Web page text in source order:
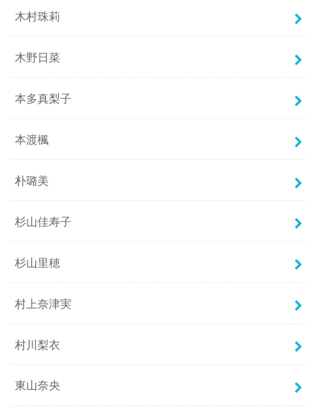
木村珠莉
木野日菜
本多真梨子
本渡楓
朴璐美
杉山佳寿子
杉山里穂
村上奈津実
村川梨衣
東山奈央